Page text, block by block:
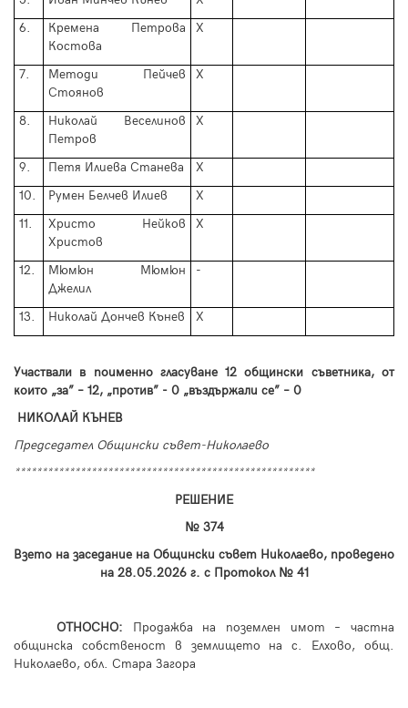
6.
Кремена Петрова
Костова
Х
7.
Методи Пейчев
Стоянов
Х
8.
Николай Веселинов
Петров
Х
9. Петя Илиева Станева
Х
10.
Румен Белчев Илиев
Х
11.
Христо Нейков
Христов
Х
12.
Мюмюн Мюмюн
Джелил
-
13. Николай Дончев Кънев Х
Участвали в поименно гласуване12 общински съветника, от
които „за” – 12, „против” - 0 „въздържали се” – 0
НИКОЛАЙ КЪНЕВ
Председател Общински съвет-Николаево
*******************************************************
РЕШЕНИЕ
№ 374
Взето на заседание на Общински съвет Николаево, проведено
на 28.05.2026 г. с Протокол №41
ОТНОСНО: Продажба на поземлен имот – частна
общинска собственост в землището на с. Елхово, общ.
Николаево, обл. Стара Загора